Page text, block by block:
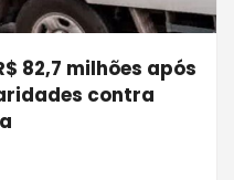
82,7 milhões após
contra